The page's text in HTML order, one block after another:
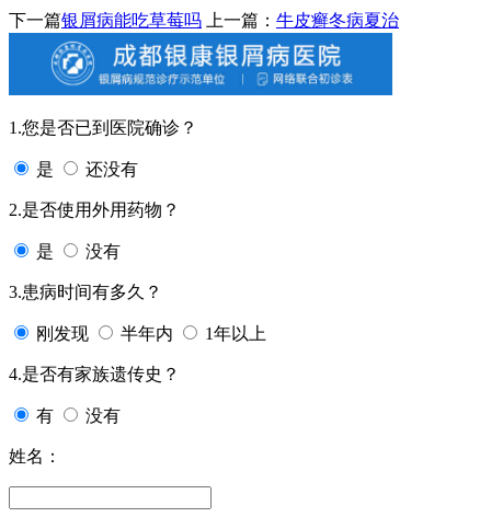
下一篇银屑病能吃草莓吗 上一篇： 牛皮癣冬病夏治
1.您是否已到医院确诊？
是 还没有
2.是否使用外用药物？
是 没有
3.患病时间有多久？
刚发现 半年内 1年以上
4.是否有家族遗传史？
有 没有
姓名：